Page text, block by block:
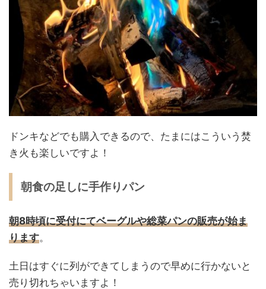
ドンキなどでも購入できるので、たまにはこういう焚
き火も楽しいですよ！
朝食の足しに手作りパン
朝8時頃に受付にてベーグルや総菜パンの販売が始ま
ります。
土日はすぐに列ができてしまうので早めに行かないと
売り切れちゃいますよ！